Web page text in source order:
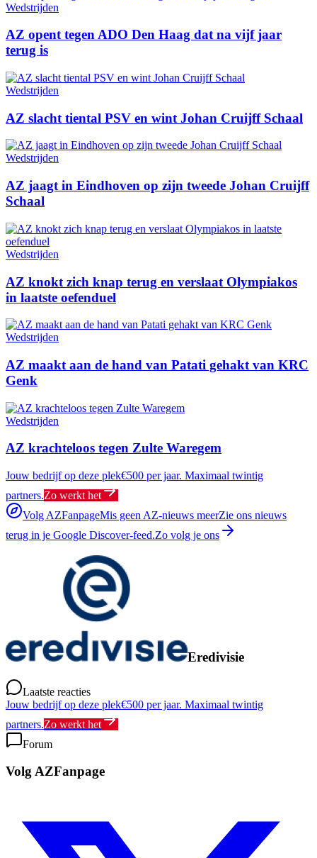
Wedstrijden
AZ opent tegen ADO Den Haag dat na vijf jaar
terug is
Wedstrijden
AZ slacht tiental PSV en wint Johan Cruijff Schaal
Wedstrijden
AZ jaagt in Eindhoven op zijn tweede Johan Cruijff
Schaal
Wedstrijden
AZ knokt zich knap terug en verslaat Olympiakos
in laatste oefenduel
Wedstrijden
AZ maakt aan de hand van Patati gehakt van KRC
Genk
Wedstrijden
AZ krachteloos tegen Zulte Waregem
Jouw bedrijf op deze plek€500 per jaar. Maximaal twintig
partners.Zo werkt het
Volg AZFanpageMis geen AZ-nieuws meerZie ons nieuws
terug in je Google Discover-feed.Zo volg je ons
Eredivisie
Laatste reacties
Jouw bedrijf op deze plek€500 per jaar. Maximaal twintig
partners.Zo werkt het
Forum
Volg AZFanpage